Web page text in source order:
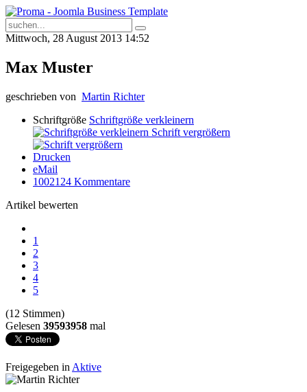
Mittwoch, 28 August 2013 14:52
Max Muster
geschrieben von Martin Richter
Schriftgröße Schriftgröße verkleinern
Schrift vergrößern
Drucken
eMail
1002124 Kommentare
Artikel bewerten
1
2
3
4
5
(12 Stimmen)
Gelesen 39593958 mal
Freigegeben in Aktive